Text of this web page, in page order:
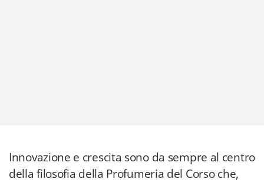
Innovazione e crescita sono da sempre al centro
della filosofia della Profumeria del Corso che,